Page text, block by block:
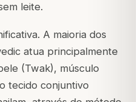
leite.
A maioria dos
atua principalmente
(Twak), músculo
tecido conjuntivo